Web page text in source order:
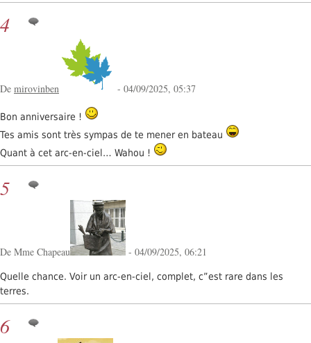
4
De mirovinben - 04/09/2025, 05:37
Bon anniversaire !
Tes amis sont très sympas de te mener en bateau
Quant à cet arc-en-ciel… Wahou !
5
De Mme Chapeau - 04/09/2025, 06:21
Quelle chance. Voir un arc-en-ciel, complet, c”est rare dans les
terres.
6